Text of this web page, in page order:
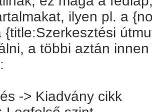
ilyen pl. a
{title:Szerkesztési
a többi aztán
-> Kiadvány cikk